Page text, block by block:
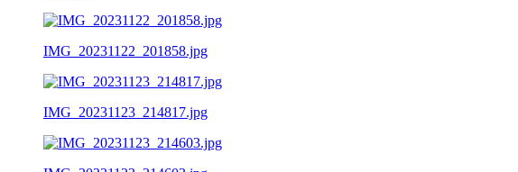
IMG_20231122_201858.jpg
IMG_20231123_214817.jpg